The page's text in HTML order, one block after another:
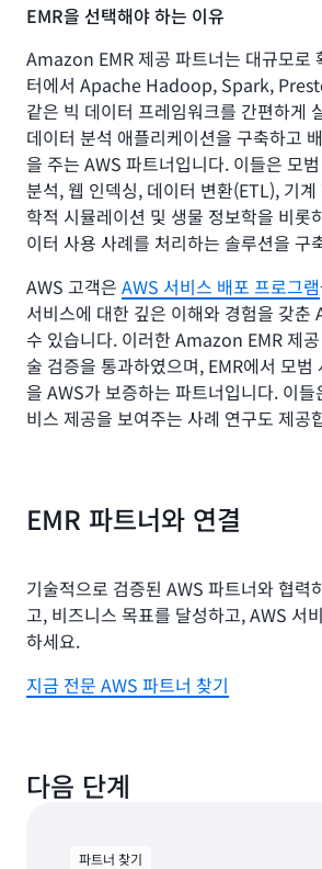
EMR을 선택해야 하는 이유
Amazon EMR 제공 파트너는 대규모로
터에서 Apache Hadoop, Spark,
같은 빅 데이터 프레임워크를 간편하게
데이터 분석 애플리케이션을 구축하고
을 주는 AWS 파트너입니다. 이들은 모
분석, 웹 인덱싱, 데이터 변환(ETL), 기
학적 시뮬레이션 및 생물 정보학을 비롯
이터 사용 사례를 처리하는 솔루션을 구
AWS 고객은 AWS 서비스 배포 프로그램
서비스에 대한 깊은 이해와 경험을 갖춘
수 있습니다. 이러한 Amazon EMR 제
술 검증을 통과하였으며, EMR에서 모범
을 AWS가 보증하는 파트너입니다. 이들
비스 제공을 보여주는 사례 연구도 제공
EMR 파트너와 연결
기술적으로 검증된 AWS 파트너와 협력
고, 비즈니스 목표를 달성하고, AWS 서
하세요.
지금 전문 AWS 파트너 찾기
다음 단계
파트너 찾기